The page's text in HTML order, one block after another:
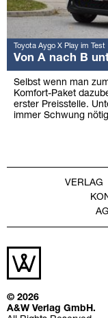
Toyota Aygo X Play im Test
Von A nach B
Selbst wenn man
Komfort-Paket
erster Preisstelle.
immer Schwung
VERLAG
© 2026
A&W Verlag GmbH.